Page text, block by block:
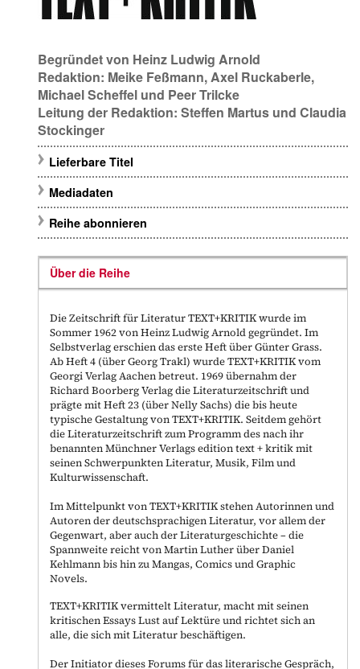
Begründet von Heinz Ludwig Arnold
Redaktion: Meike Feßmann,Axel Ruckaberle,
Michael Scheffel und Peer Trilcke
Leitung der Redaktion: Steffen Martus und Claudia
Stockinger
Lieferbare Titel
Mediadaten
Reihe abonnieren
Über die Reihe
Die Zeitschrift für Literatur TEXT+KRITIK wurde im
Sommer 1962 von Heinz Ludwig Arnold gegründet. Im
Selbstverlag erschien das erste Heft über Günter Grass.
Ab Heft 4 (über Georg Trakl) wurde TEXT+KRITIK vom
Georgi Verlag Aachen betreut. 1969 übernahm der
Richard Boorberg Verlag die Literaturzeitschrift und
prägte mit Heft 23 (über Nelly Sachs) die bis heute
typische Gestaltung von TEXT+KRITIK. Seitdem gehört
die Literaturzeitschrift zum Programm des nach ihr
benannten Münchner Verlags edition text + kritik mit
seinen Schwerpunkten Literatur, Musik, Film und
Kulturwissenschaft.
Im Mittelpunkt von TEXT+KRITIK stehen Autorinnen und
Autoren der deutschsprachigen Literatur, vor allem der
Gegenwart, aber auch der Literaturgeschichte – die
Spannweite reicht von Martin Luther über Daniel
Kehlmann bis hin zu Mangas, Comics und Graphic
Novels.
TEXT+KRITIK vermittelt Literatur, macht mit seinen
kritischen Essays Lust auf Lektüre und richtet sich an
alle, die sich mit Literatur beschäftigen.
Der Initiator dieses Forums für das literarische Gespräch,